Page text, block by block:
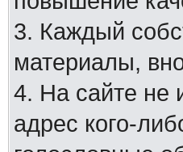
3. Каждый
материалы,
4. На сайте не
адрес кого-